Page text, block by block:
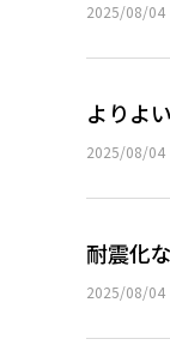
2025/08/04
よりよ
2025/08/04
耐震化
2025/08/04